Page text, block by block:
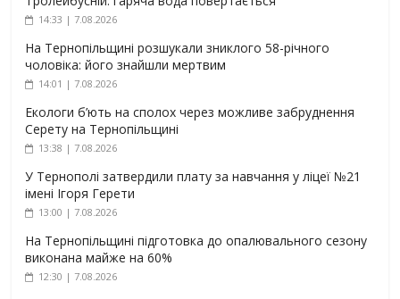
14:33 | 7.08.2026
На Тернопільщині розшукали зниклого 58-річного
чоловіка: його знайшли мертвим
14:01 | 7.08.2026
Екологи б’ють на сполох через можливе забруднення
Серету на Тернопільщині
13:38 | 7.08.2026
У Тернополі затвердили плату за навчання у ліцеї №21
імені Ігоря Герети
13:00 | 7.08.2026
На Тернопільщині підготовка до опалювального сезону
виконана майже на 60%
12:30 | 7.08.2026